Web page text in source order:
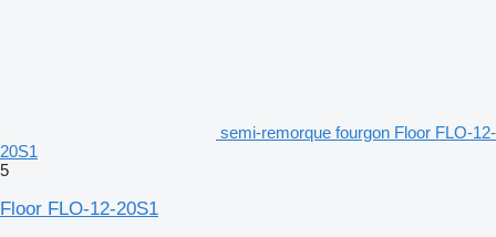
semi-remorque fourgon Floor FLO-12-
20S1
5
Floor FLO-12-20S1